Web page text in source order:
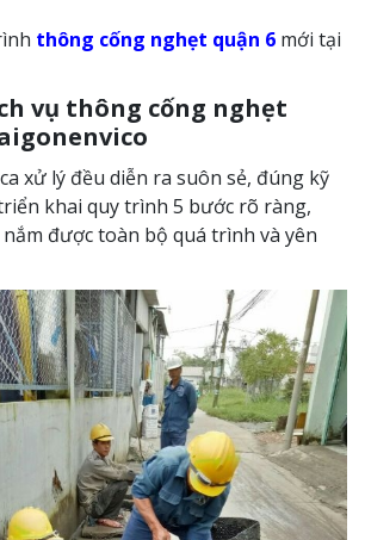
thông cống nghẹt quận 6 mới tại
vụ thông cống nghẹt
xử lý đều diễn ra suôn sẻ, đúng kỹ
khai quy trình 5 bước rõ ràng,
được toàn bộ quá trình và yên